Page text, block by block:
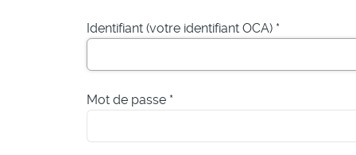
Identifiant (votre identifiant OCA) *
Mot de passe *